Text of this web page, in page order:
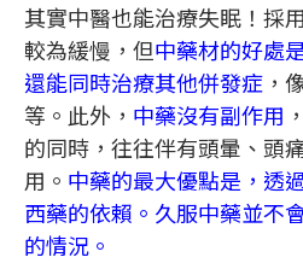
其實中醫也能治療失眠！採
較為緩慢，但中藥材的好處
還能同時治療其他併發症 ，
等。此外， 中藥沒有副作用
的同時，往往伴有頭暈、頭
用。 中藥的最大優點是，透
西藥的依賴。久服中藥並不
的情況。